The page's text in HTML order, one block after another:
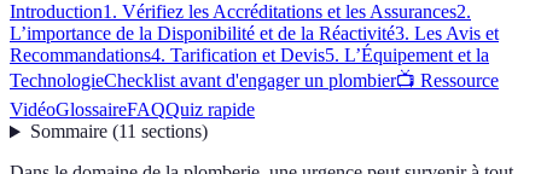
Introduction1. Vérifiez les Accréditations et les Assurances2.
L’importance de la Disponibilité et de la Réactivité3. Les Avis et
Recommandations4. Tarification et Devis5. L’Équipement et la
TechnologieChecklist avant d'engager un plombier📺 Ressource
VidéoGlossaireFAQQuiz rapide
Sommaire(11 sections)